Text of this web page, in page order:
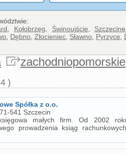
Kołobrzeg Świnoujście
Dębno Złocieniec Sławno Pyrzyce
zachodniopomorskie
)
Spółka z o.o.
541 Szczecin
małych firm. Od 2002
prowadzenia ksiąg